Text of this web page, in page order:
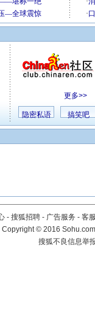
更多>>
隐密私语 搞笑吧
- 搜狐招聘 - 广告服务 - 客
Copyright©2016
搜狐不良信息举